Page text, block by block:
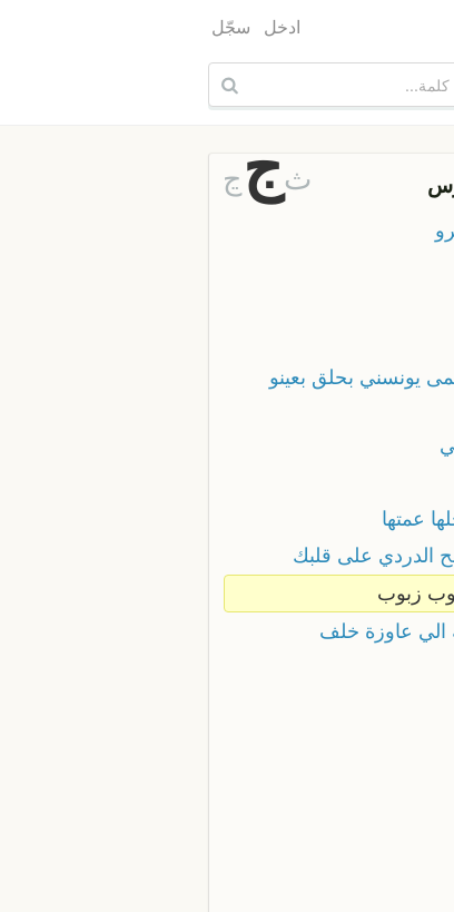
ادخل سجّل
ثج ڃ
يونسني بحلق بعينو
عمتها
الدردي على قلبك
زبوب
الي عاوزة خلف